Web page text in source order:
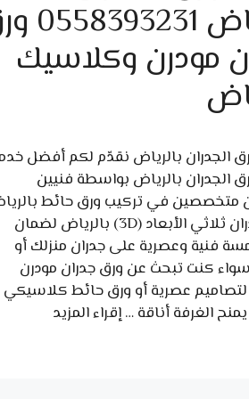
بالرياض
مودرن وكلاسيك
الجدران بالرياض نقدّم لكم أفضل
الجدران بالرياض بواسطة فنيين
متخصصين في تركيب ورق حائط
وورق جدران ثلاثي الأبعاد (3D) بالرياض لضمان
فنية وعصرية على جدران منزلك أو
كنت تبحث عن ورق جدران مودرن
لتصاميم عصرية أو ورق حائط كلاسيكي
الغرفة أناقة …إقراء المزيد